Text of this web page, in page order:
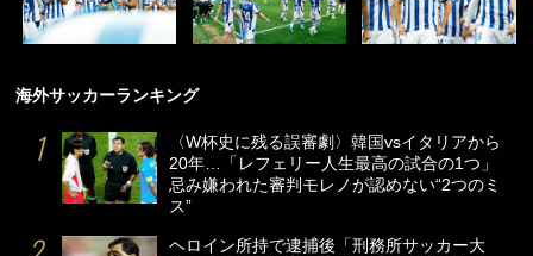
海外サッカーランキング
〈W杯史に残る誤審劇〉韓国vsイタリアから
20年…「レフェリー人生最高の試合の1つ」
忌み嫌われた審判モレノが認めない“2つのミ
ス”
ヘロイン所持で逮捕後「刑務所サッカー大